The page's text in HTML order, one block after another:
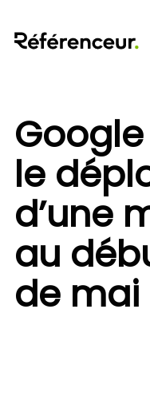
le
d’une
au
de mai